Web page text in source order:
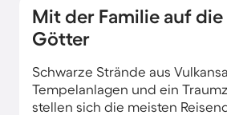
Mit der Familie auf
Götter
Schwarze Strände aus
Tempelanlagen und ein
stellen sich die meisten